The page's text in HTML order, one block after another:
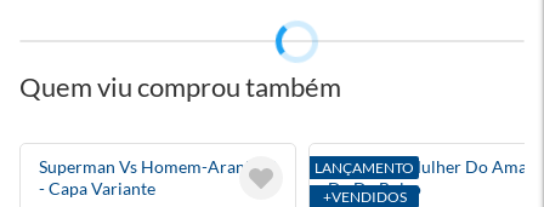
Quem viu comprou também
Superman Vs Homem-Aranha 3
- Capa Variante
LANÇAMENTO
+VENDIDOS
Supergirl: Mulher Do
Dc De Bolso